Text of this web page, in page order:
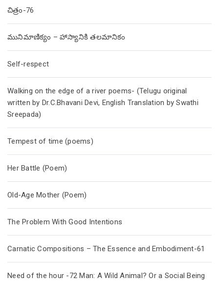
చిత్రం-76
మునిమాణిక్యం – హాస్యానికి తలమానికం
Self-respect
Walking on the edge of a river poems- (Telugu original
written by Dr.C.Bhavani Devi, English Translation by Swathi
Sreepada)
Tempest of time (poems)
Her Battle (Poem)
Old-Age Mother (Poem)
The Problem With Good Intentions
Carnatic Compositions – The Essence and Embodiment-61
Need of the hour -72 Man: A Wild Animal? Or a Social Being